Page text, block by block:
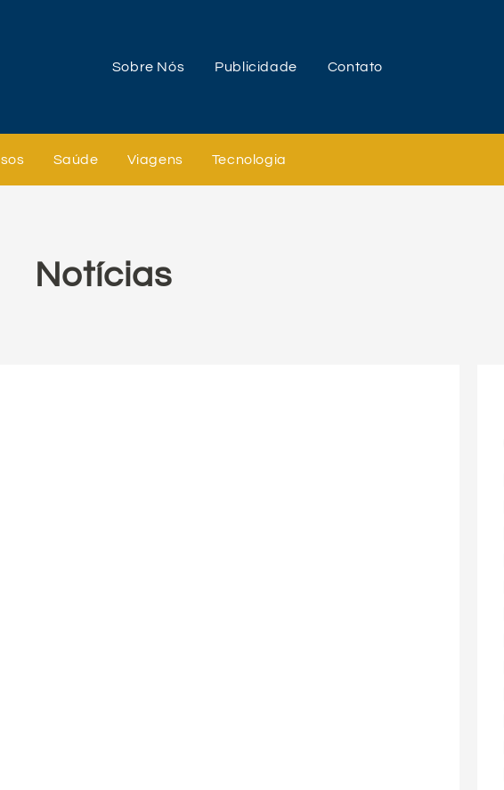
Sobre Nós Publicidade Contato
Saúde Viagens Tecnologia
Notícias